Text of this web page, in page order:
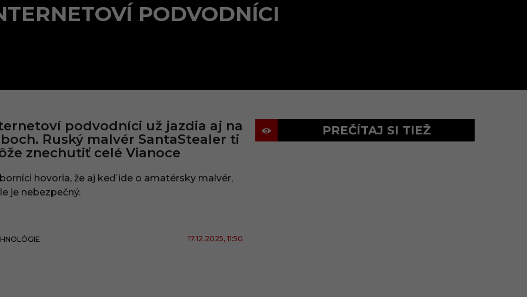
PODVODNÍCI
podvodníci už jazdia aj na
Ruský malvér SantaStealer ti
znechutiť celé Vianoce
hovoria, že aj keď ide o amatérsky malvér,
je nebezpečný.
17.12.2025, 11:50
PREČÍTAJ SI TIEŽ